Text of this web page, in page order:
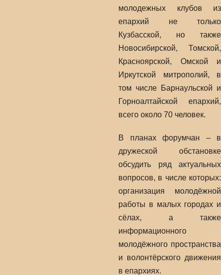
молодежных клубов из
епархий не только
Кузбасской, но также
Новосибирской, Томской,
Красноярской, Омской и
Иркутской митрополий, в
том числе Барнаульской и
Горноалтайской епархий,
всего около 70 человек.
В планах форумчан – в
дружеской обстановке
обсудить ряд актуальных
вопросов, в числе которых:
организация молодёжной
работы в малых городах и
сёлах, а также
информационного
молодёжного пространства
и волонтёрского движения
в епархиях.